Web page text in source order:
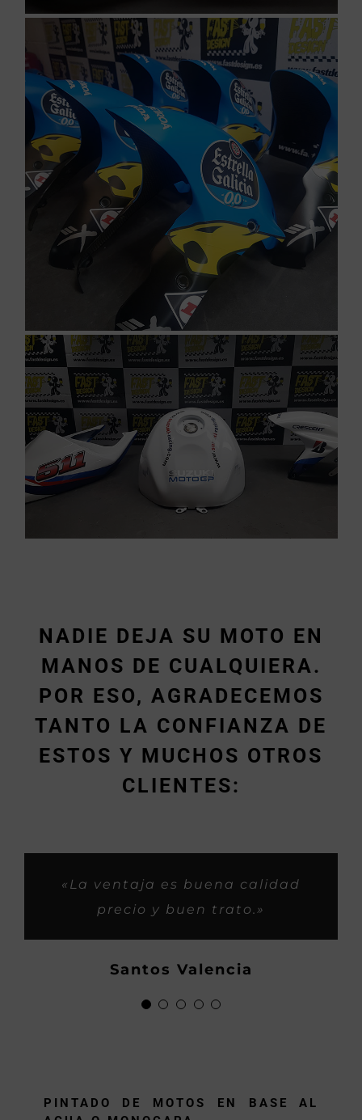
NADIE DEJA SU MOTO EN
MANOS DE CUALQUIERA.
POR ESO, AGRADECEMOS
TANTO LA CONFIANZA DE
ESTOS Y MUCHOS OTROS
CLIENTES:
«La ventaja es buena calidad
precio y buen trato.»
Santos Valencia
«Siempre me habeis tratado
super bien, como si fueramos
gassss.»
«Son buenos profesionales y
con iniciativa buena para los
«Muy rápidos y buen trabajo.»
Hector
«Trabajos espectaculares y
rapidos, gasss.»
Demetrio P.